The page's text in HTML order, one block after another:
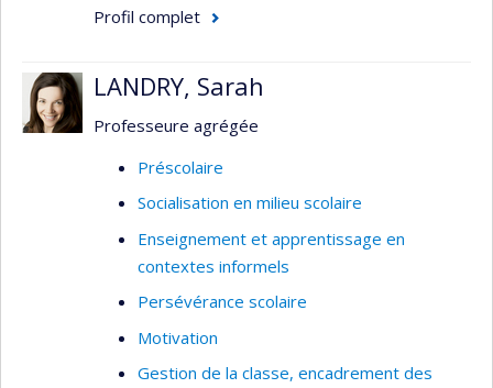
scolaire au cours de l’enfance et de
Développement et évaluation de modèles
pédagogiques et organisationnels adaptés
élèves des deux sexes
Profil complet
LANDRY, Sarah
Professeure agrégée
Préscolaire
Socialisation en milieu scolaire
Enseignement et apprentissage en
contextes informels
Persévérance scolaire
Motivation
Gestion de la classe, encadrement des